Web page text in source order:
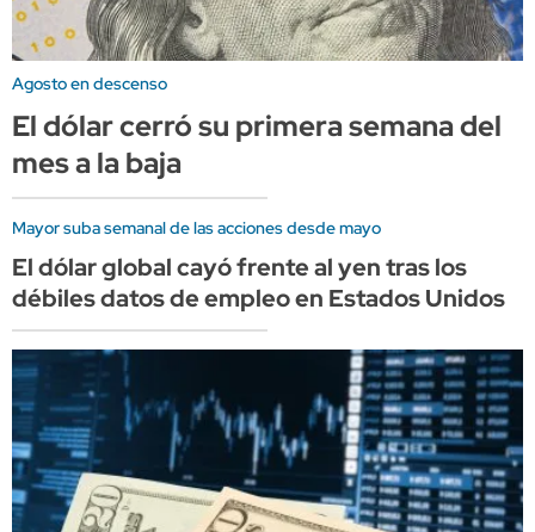
Agosto en descenso
El dólar cerró su primera semana del
mes a la baja
Mayor suba semanal de las acciones desde mayo
El dólar global cayó frente al yen tras los
débiles datos de empleo en Estados Unidos